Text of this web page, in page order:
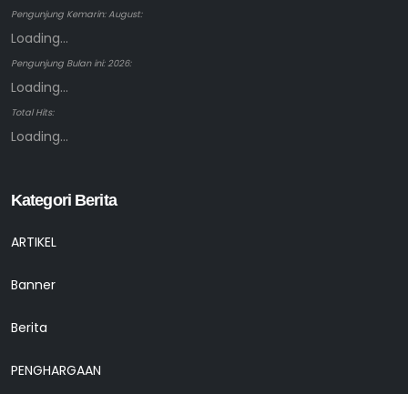
Pengunjung Kemarin: August:
Loading...
Pengunjung Bulan ini: 2026:
Loading...
Total Hits:
Loading...
Kategori Berita
ARTIKEL
Banner
Berita
PENGHARGAAN